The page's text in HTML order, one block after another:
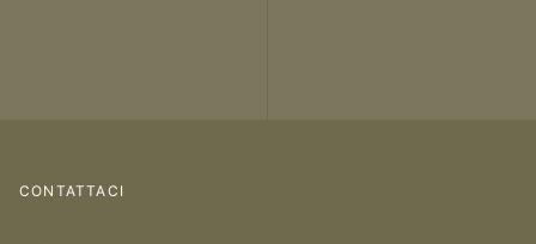
CONTATTACI